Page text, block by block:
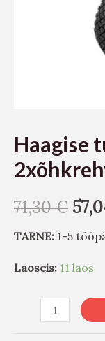
Haagise
71,30€
TARNE: 1-5
Laoseis: 11 laos